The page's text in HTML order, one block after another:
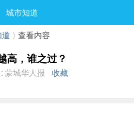
最新发表
城市知道
⟩ 查看内容
高，谁之过？
蒙城华人报
收藏